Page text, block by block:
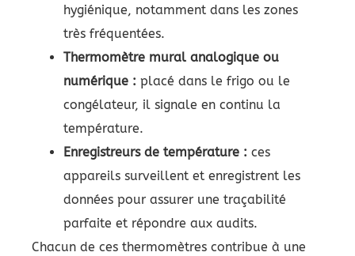
hygiénique, notamment dans les zones
très fréquentées.
Thermomètre mural analogique ou
numérique : placé dans le frigo ou le
congélateur, il signale en continu la
température.
Enregistreurs de température : ces
appareils surveillent et enregistrent les
données pour assurer une traçabilité
parfaite et répondre aux audits.
Chacun de ces thermomètres contribue à une